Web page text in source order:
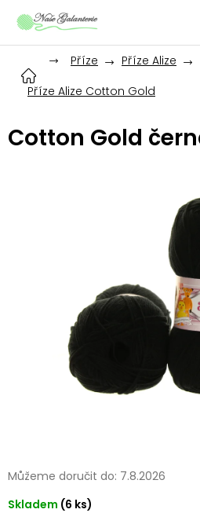
Příze
Příze Alize
Příze Alize Cotton Gold
Cotton Gold
Skladem (6 ks)
Můžeme doručit do: 7.8.2026